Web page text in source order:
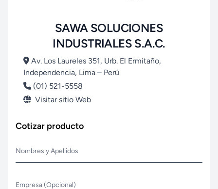
SAWA SOLUCIONES
INDUSTRIALES S.A.C.
Av. Los Laureles 351, Urb. El Ermitaño,
Independencia, Lima – Perú
(01) 521-5558
Visitar sitio Web
Cotizar producto
Nombres y Apellidos
Empresa (Opcional)